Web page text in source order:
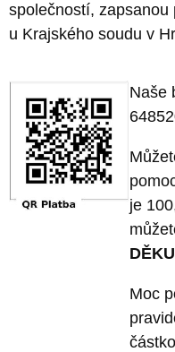
společností, zapsanou
u Krajského soudu v
Naše
je
Moc